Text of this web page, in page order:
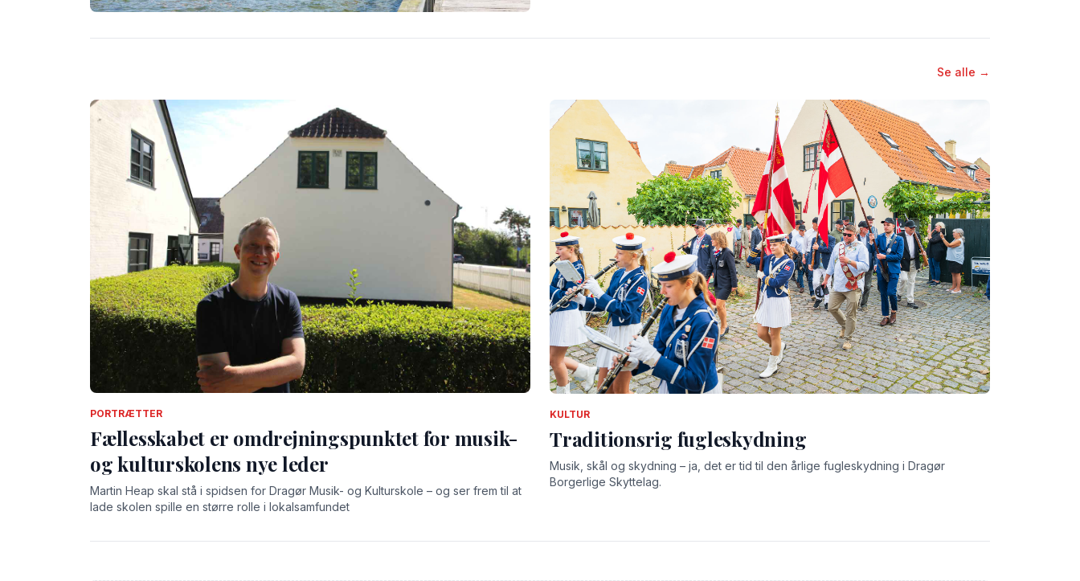
Se alle →
PORTRÆTTER
Fællesskabet er omdrejningspunktet for musik-
og kulturskolens nye leder
Martin Heap skal stå i spidsen for Dragør Musik- og Kulturskole – og ser frem til at
lade skolen spille en større rolle i lokalsamfundet
KULTUR
Traditionsrig fugleskydning
Musik, skål og skydning – ja, det er tid til den årlige fugleskydning i Dragør
Borgerlige Skyttelag.